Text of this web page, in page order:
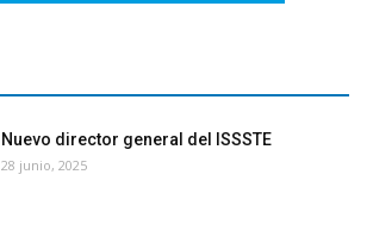
Nuevo director general del ISSSTE
28 junio, 2025